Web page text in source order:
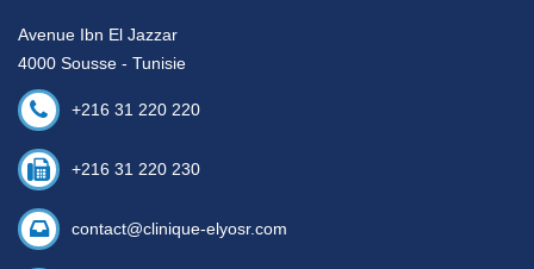
Avenue Ibn El Jazzar
4000 Sousse - Tunisie
+216 31 220 220
+216 31 220 230
contact@clinique-elyosr.com